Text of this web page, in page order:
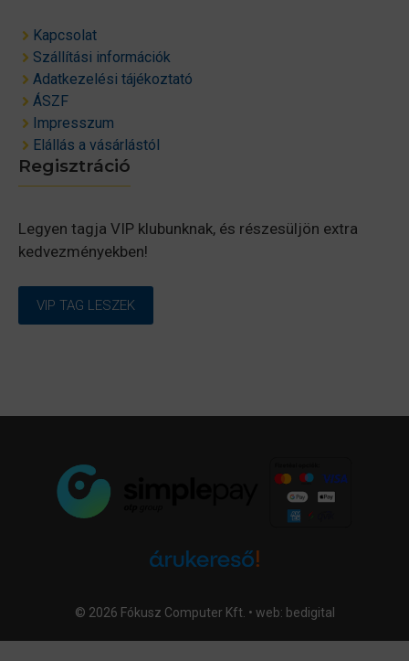
Kapcsolat
Szállítási információk
Adatkezelési tájékoztató
ÁSZF
Impresszum
Elállás a vásárlástól
Regisztráció
Legyen tagja VIP klubunknak, és részesüljön extra
kedvezményekben!
VIP TAG LESZEK
© 2026 Fókusz Computer Kft. • web: bedigital